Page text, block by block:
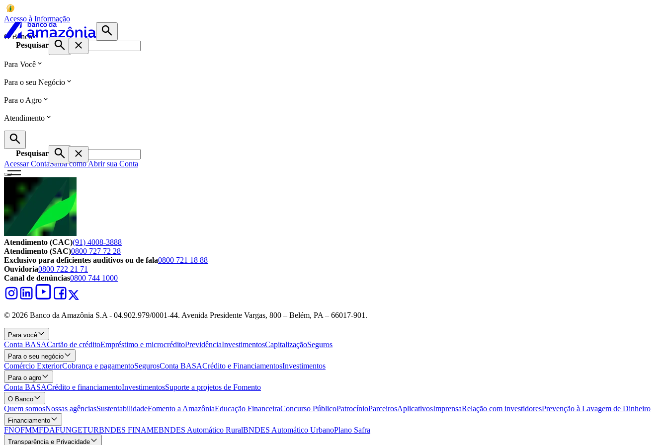
Acesso à Informação
O Banco
Pesquisar
Para Você
Para o seu Negócio
Para o Agro
Atendimento
Pesquisar
Acessar ContaSaiba como Abrir sua Conta
Atendimento (CAC)(91) 4008-3888
Atendimento (SAC)0800 727 72 28
Exclusivo para deficientes auditivos ou de fala0800 721 18 88
Ouvidoria0800 722 21 71
Canal de denúncias0800 744 1000
© 2026 Banco da Amazônia S.A - 04.902.979/0001‐44. Avenida Presidente Vargas, 800 – Belém, PA – 66017-901.
Para você
Conta BASACartão de créditoEmpréstimo e microcréditoPrevidênciaInvestimentosCapitalizaçãoSeguros
Para o seu negócio
Comércio ExteriorCobrança e pagamentoSegurosConta BASACrédito e FinanciamentosInvestimentos
Para o agro
Conta BASACrédito e financiamentoInvestimentosSuporte a projetos de Fomento
O Banco
Quem somosNossas agênciasSustentabilidadeFomento a AmazôniaEducação FinanceiraConcurso PúblicoPatrocínioParceirosAplicativosImprensaRelação com investidoresPrevenção à Lavagem de Dinheiro
Financiamento
FNOFMMFDAFUNGETURBNDES FINAMEBNDES Automático RuralBNDES Automático UrbanoPlano Safra
Transparência e Privacidade